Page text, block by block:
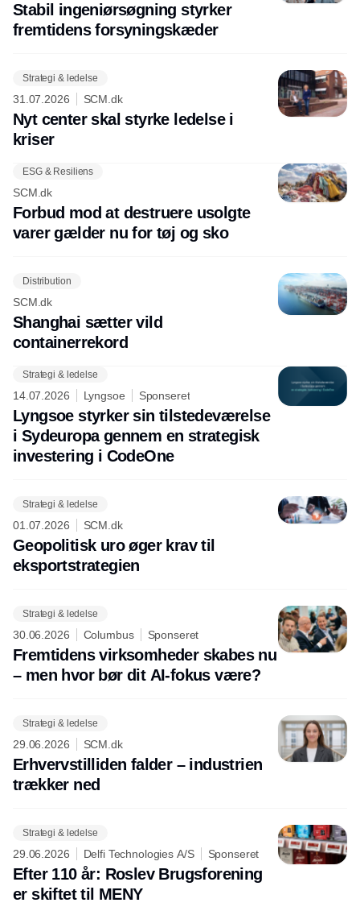
Stabil ingeniørsøgning styrker
fremtidens forsyningskæder
Strategi & ledelse
31.07.2026 SCM.dk
Nyt center skal styrke ledelse i
kriser
ESG & Resiliens
SCM.dk
Forbud mod at destruere usolgte
varer gælder nu for tøj og sko
Distribution
SCM.dk
Shanghai sætter vild
containerrekord
Strategi & ledelse
14.07.2026 Lyngsoe Sponseret
Lyngsoe styrker sin tilstedeværelse
i Sydeuropa gennem en strategisk
investering i CodeOne
Strategi & ledelse
01.07.2026 SCM.dk
Geopolitisk uro øger krav til
eksportstrategien
Strategi & ledelse
30.06.2026 Columbus Sponseret
Fremtidens virksomheder skabes nu
– men hvor bør dit AI-fokus være?
Strategi & ledelse
29.06.2026 SCM.dk
Erhvervstilliden falder – industrien
trækker ned
Strategi & ledelse
29.06.2026 Delfi Technologies A/S Sponseret
Efter 110 år: Roslev Brugsforening
er skiftet til MENY